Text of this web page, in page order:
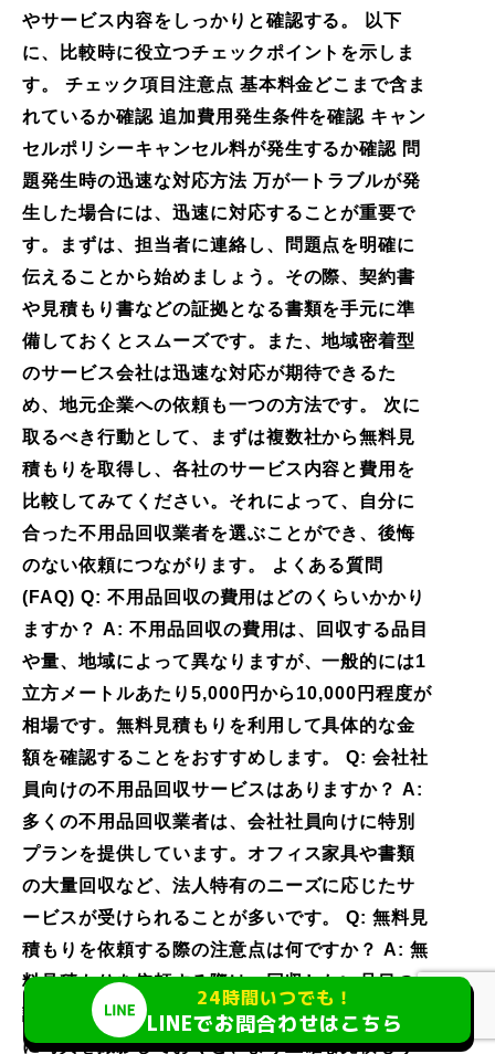
やサービス内容をしっかりと確認する。 以下
に、比較時に役立つチェックポイントを示しま
す。 チェック項目注意点 基本料金どこまで含ま
れているか確認 追加費用発生条件を確認 キャン
セルポリシーキャンセル料が発生するか確認 問
題発生時の迅速な対応方法 万が一トラブルが発
生した場合には、迅速に対応することが重要で
す。まずは、担当者に連絡し、問題点を明確に
伝えることから始めましょう。その際、契約書
や見積もり書などの証拠となる書類を手元に準
備しておくとスムーズです。また、地域密着型
のサービス会社は迅速な対応が期待できるた
め、地元企業への依頼も一つの方法です。 次に
取るべき行動として、まずは複数社から無料見
積もりを取得し、各社のサービス内容と費用を
比較してみてください。それによって、自分に
合った不用品回収業者を選ぶことができ、後悔
のない依頼につながります。 よくある質問
(FAQ) Q: 不用品回収の費用はどのくらいかかり
ますか？ A: 不用品回収の費用は、回収する品目
や量、地域によって異なりますが、一般的には1
立方メートルあたり5,000円から10,000円程度が
相場です。無料見積もりを利用して具体的な金
額を確認することをおすすめします。 Q: 会社社
員向けの不用品回収サービスはありますか？ A:
多くの不用品回収業者は、会社社員向けに特別
プランを提供しています。オフィス家具や書類
の大量回収など、法人特有のニーズに応じたサ
ービスが受けられることが多いです。 Q: 無料見
積もりを依頼する際の注意点は何ですか？ A: 無
料見積もりを依頼する際は、回収したい品目の
詳細や量を正確に伝えることが重要です。事前
に写真を撮影しておくと、より正確な見積もり
24時間いつでも！
LINEでお問合わせはこちら